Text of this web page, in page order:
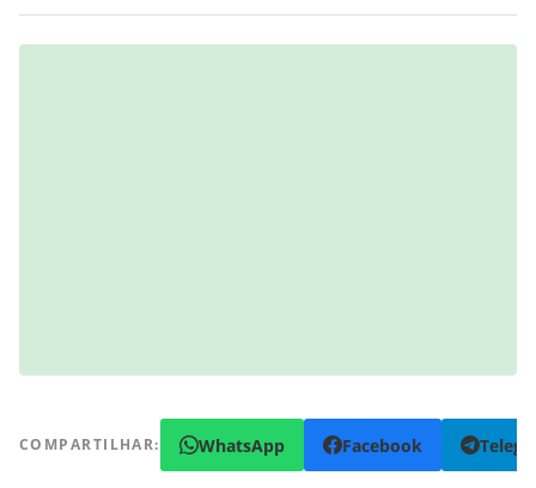
COMPARTILHAR: WhatsApp Facebook